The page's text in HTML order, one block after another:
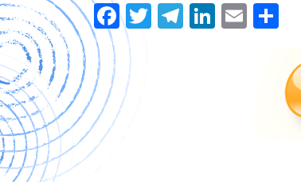
Fa
ce
b
o
o
T
Te Li
E
m
p
ar